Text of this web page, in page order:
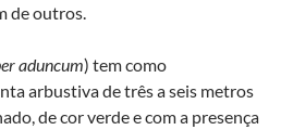
de outros.
aduncum) tem como
arbustiva de três a seis metros
de cor verde e com a presença